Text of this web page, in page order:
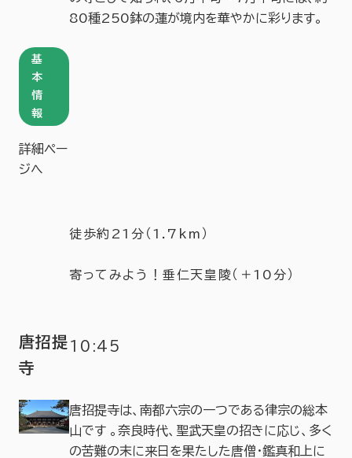
80種250鉢の蓮が境内を華やかに彩ります。
基
本
情
報
詳細ペー
ジへ
徒歩約21分（1.7km）
寄ってみよう！垂仁天皇陵（＋10分）
唐招提
寺
10:45
唐招提寺は、南都六宗の一つである律宗の総本
山です 。奈良時代、聖武天皇の招きに応じ、多く
の苦難の末に来日を果たした唐僧・鑑真和上に